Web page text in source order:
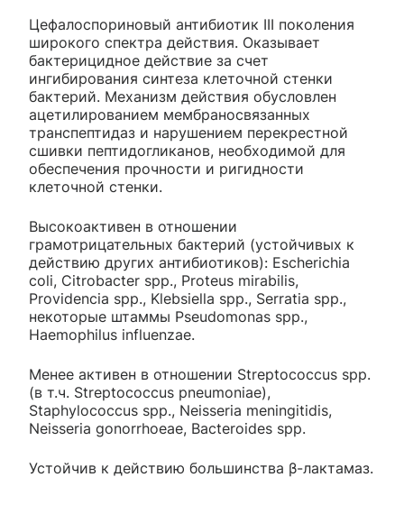
Цефалоспориновый антибиотик III поколения
широкого спектра действия. Оказывает
бактерицидное действие за счет
ингибирования синтеза клеточной стенки
бактерий. Механизм действия обусловлен
ацетилированием мембраносвязанных
транспептидаз и нарушением перекрестной
сшивки пептидогликанов, необходимой для
обеспечения прочности и ригидности
клеточной стенки.
Высокоактивен в отношении
грамотрицательных бактерий (устойчивых к
действию других антибиотиков): Escherichia
coli, Citrobacter spp., Proteus mirabilis,
Providencia spp., Klebsiella spp., Serratia spp.,
некоторые штаммы Pseudomonas spp.,
Haemophilus influenzae.
Менее активен в отношении Streptococcus spp.
(в т.ч. Streptococcus pneumoniae),
Staphylococcus spp., Neisseria meningitidis,
Neisseria gonorrhoeae, Bacteroides spp.
Устойчив к действию большинства β-лактамаз.